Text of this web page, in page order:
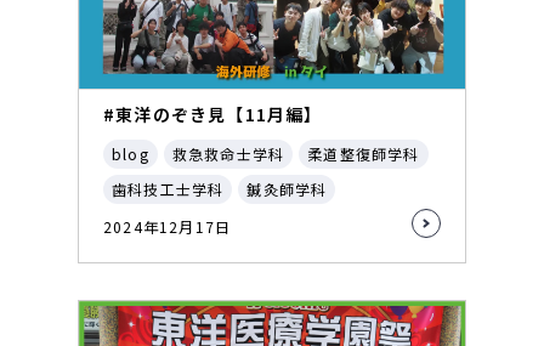
#東洋のぞき見【11月編】
blog 救急救命士学科
柔道整復師学科
歯科技工士学科
鍼灸師学科
2024年12月17日